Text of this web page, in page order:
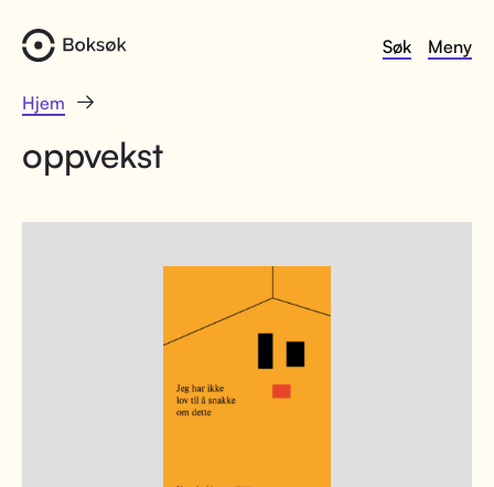
Søk Meny
Hjem
oppvekst